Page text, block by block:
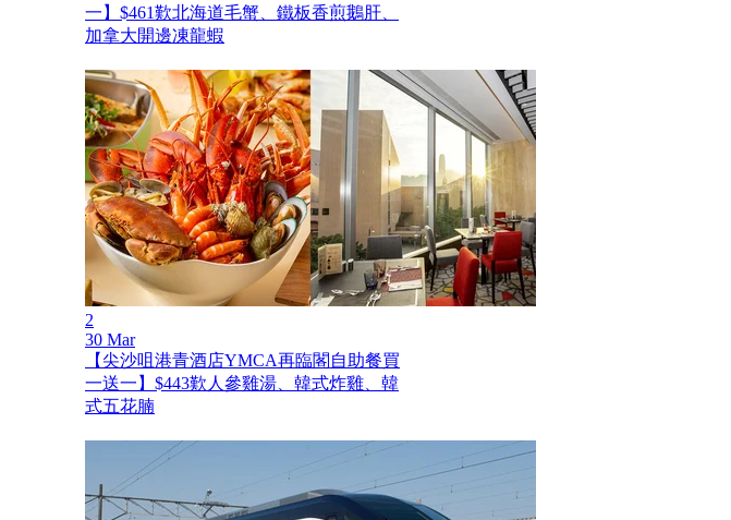
一】$461歎北海道毛蟹、鐵板香煎鵝肝、
加拿大開邊凍龍蝦
2
30 Mar
【尖沙咀港青酒店YMCA再臨閣自助餐買
一送一】$443歎人參雞湯、韓式炸雞、韓
式五花腩